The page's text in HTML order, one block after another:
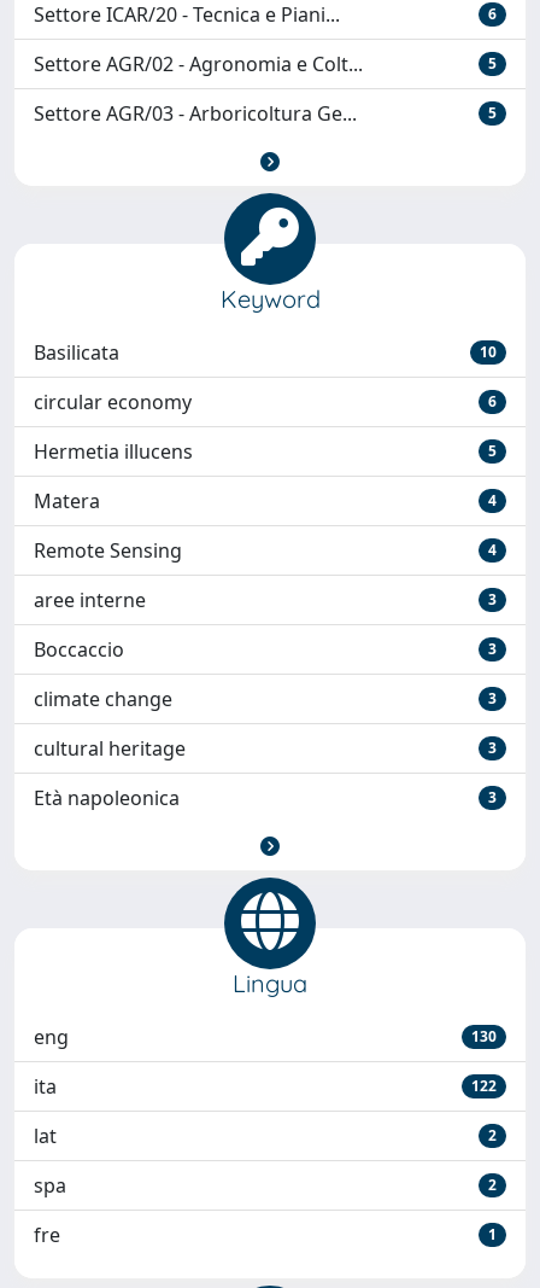
Settore ICAR/20 - Tecnica e Piani... 6
Settore AGR/02 - Agronomia e Colt... 5
Settore AGR/03 - Arboricoltura Ge... 5
Keyword
Basilicata 10
circular economy 6
Hermetia illucens 5
Matera 4
Remote Sensing 4
aree interne 3
Boccaccio 3
climate change 3
cultural heritage 3
Età napoleonica 3
Lingua
eng 130
ita 122
lat 2
spa 2
fre 1